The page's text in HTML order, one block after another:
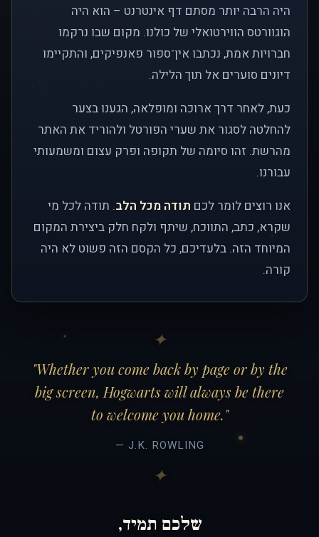
היה הרבה יותר מסתם דף אינטרנט – הוא היה
הוגוורטס הווירטואלי של כולנו. מקום שבו נרקמו
חברויות אמת, נכתבו אין־ספור פאנפיקים, והתקיימו
דיונים סוערים אל תוך הלילה.
כעת, לאחר דרך ארוכה ומופלאה, הגענו בצער
להחלטה לסגור את שערי הפורטל ולהוריד את האתר
מהרשת. זהו סיומה של תקופה ופרק עצום ומשמעותי
עבורנו.
אנו רוצים לומר לכם תודה מכל הלב. תודה לכל מי
שקרא, כתב, התווכח, שיתף ולקח חלק ביצירת המקום
המיוחד הזה. בלעדיכם, כל הקסם הזה פשוט לא היה
קורה.
"Whether you come back by page or by the
big screen, Hogwarts will always be there
to welcome you home."
— J.K. ROWLING
שלכם תמיד,